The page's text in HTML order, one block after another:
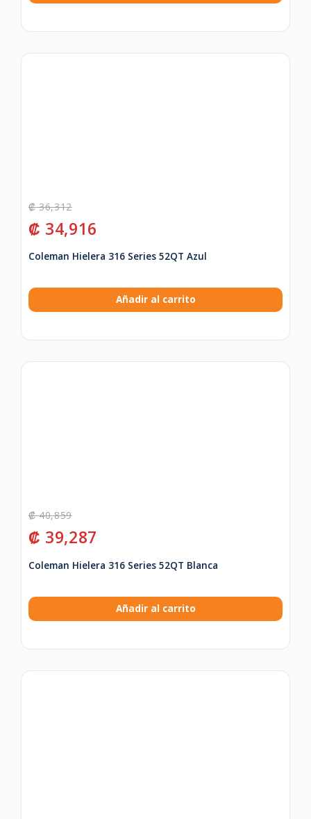
₡36,312
₡ 34,916
Coleman Hielera 316 Series 52QT Azul
Añadir al carrito
₡40,859
₡ 39,287
Coleman Hielera 316 Series 52QT Blanca
Añadir al carrito